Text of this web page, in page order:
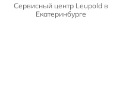
Сервисный центр Leupold в
Екатеринбурге